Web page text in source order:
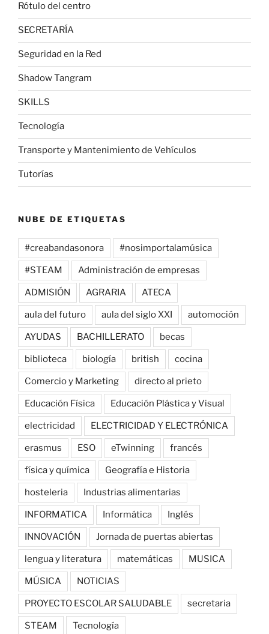
Rótulo del centro
SECRETARÍA
Seguridad en la Red
Shadow Tangram
SKILLS
Tecnología
Transporte y Mantenimiento de Vehículos
Tutorías
NUBE DE ETIQUETAS
#creabandasonora #nosimportalamúsica
#STEAM Administración de empresas
ADMISIÓN AGRARIA ATECA
aula del futuro aula del siglo XXI automoción
AYUDAS BACHILLERATO becas
biblioteca biología british cocina
Comercio y Marketing directo al prieto
Educación Física Educación Plástica y Visual
electricidad ELECTRICIDAD Y ELECTRÓNICA
erasmus ESO eTwinning francés
física y química Geografía e Historia
hosteleria Industrias alimentarias
INFORMATICA Informática Inglés
INNOVACIÓN Jornada de puertas abiertas
lengua y literatura matemáticas MUSICA
MÚSICA NOTICIAS
PROYECTO ESCOLAR SALUDABLE secretaria
STEAM Tecnología